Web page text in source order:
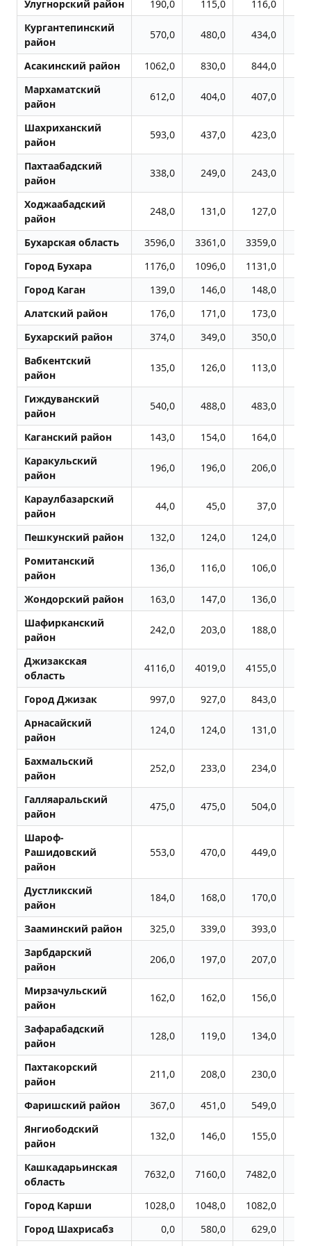
Улугноpский район 190,0 115,0 116,0
Кургантепинский
район
570,0 480,0 434,0
Асакинский район 1062,0 830,0 844,0
Мархаматский
район
612,0 404,0 407,0
Шахриханский
район
593,0 437,0 423,0
Пахтаабадский
район
338,0 249,0 243,0
Ходжаабадский
район
248,0 131,0 127,0
Бухарская область 3596,0 3361,0 3359,0
Город Бухара
1176,0 1096,0 1131,0
Город Каган
139,0 146,0 148,0
Алатский район
176,0 171,0 173,0
Бухарский район
374,0 349,0 350,0
Вабкентский
район
135,0 126,0 113,0
Гиждуванский
район
540,0 488,0 483,0
Каганский район 143,0 154,0 164,0
Каракульский
район
196,0 196,0 206,0
Караулбазарский
район
44,0 45,0 37,0
Пешкунский район 132,0 124,0 124,0
Ромитанский
район
136,0 116,0 106,0
Жондоpский район 163,0 147,0 136,0
Шафирканский
район
242,0 203,0 188,0
Джизакская
область
4116,0 4019,0 4155,0
Город Джизак 997,0 927,0 843,0
Арнасайский
район
124,0 124,0 131,0
Бахмальский
район
252,0 233,0 234,0
Галляаральский
район
475,0 475,0 504,0
Шароф-
Рашидовский
район
553,0 470,0 449,0
Дустликский
район
184,0 168,0 170,0
Зааминский район 325,0 339,0 393,0
Зарбдарский
район
206,0 197,0 207,0
Мирзачульский
район
162,0 162,0 156,0
Зафарабадский
район
128,0 119,0 134,0
Пахтакорский
район
211,0 208,0 230,0
Фаришский район 367,0 451,0 549,0
Янгиободский
район
132,0 146,0 155,0
Кашкадарьинская
область
7632,0 7160,0 7482,0
Город Карши 1028,0 1048,0 1082,0
Город Шахрисабз
0,0 580,0 629,0